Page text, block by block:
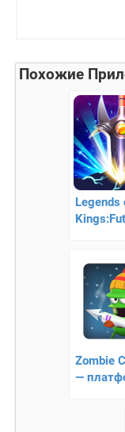
Похожие
Legends
Zombie
—